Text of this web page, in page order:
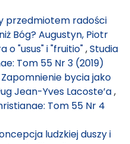
przedmiotem radości
Bóg? Augustyn, Piotr
o "usus" i "fruitio",Studia
Tom 55 Nr 3 (2019)
Zapomnienie bycia jako
Jean-Yves Lacoste’a,
Tom 55 Nr 4
ludzkiej duszy i